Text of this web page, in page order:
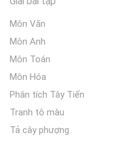
Môn Văn
Môn Anh
Môn Toán
Môn Hóa
Phân tích Tây Tiến
Tranh tô màu
Tả cây phượng